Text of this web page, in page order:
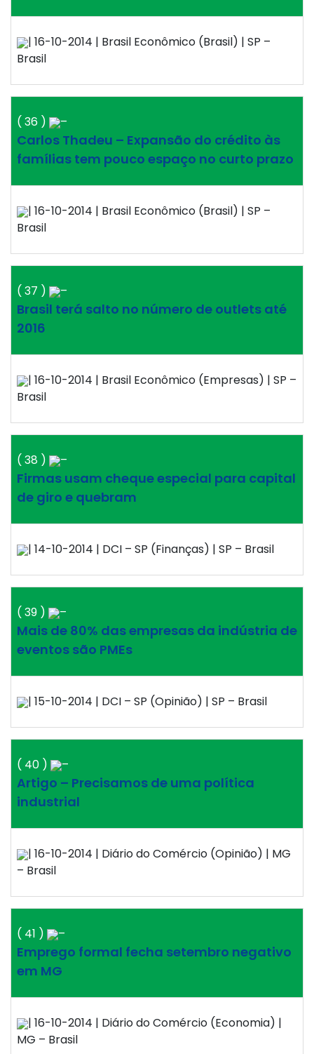
| 16-10-2014 | Brasil Econômico (Brasil) | SP –
Brasil
( 36 ) –
Carlos Thadeu – Expansão do crédito às
famílias tem pouco espaço no curto prazo
| 16-10-2014 | Brasil Econômico (Brasil) | SP –
Brasil
( 37 ) –
Brasil terá salto no número de outlets até
2016
| 16-10-2014 | Brasil Econômico (Empresas) | SP –
Brasil
( 38 ) –
Firmas usam cheque especial para capital
de giro e quebram
| 14-10-2014 | DCI – SP (Finanças) | SP – Brasil
( 39 ) –
Mais de 80% das empresas da indústria de
eventos são PMEs
| 15-10-2014 | DCI – SP (Opinião) | SP – Brasil
( 40 ) –
Artigo – Precisamos de uma política
industrial
| 16-10-2014 | Diário do Comércio (Opinião) | MG
– Brasil
( 41 ) –
Emprego formal fecha setembro negativo
em MG
| 16-10-2014 | Diário do Comércio (Economia) |
MG – Brasil